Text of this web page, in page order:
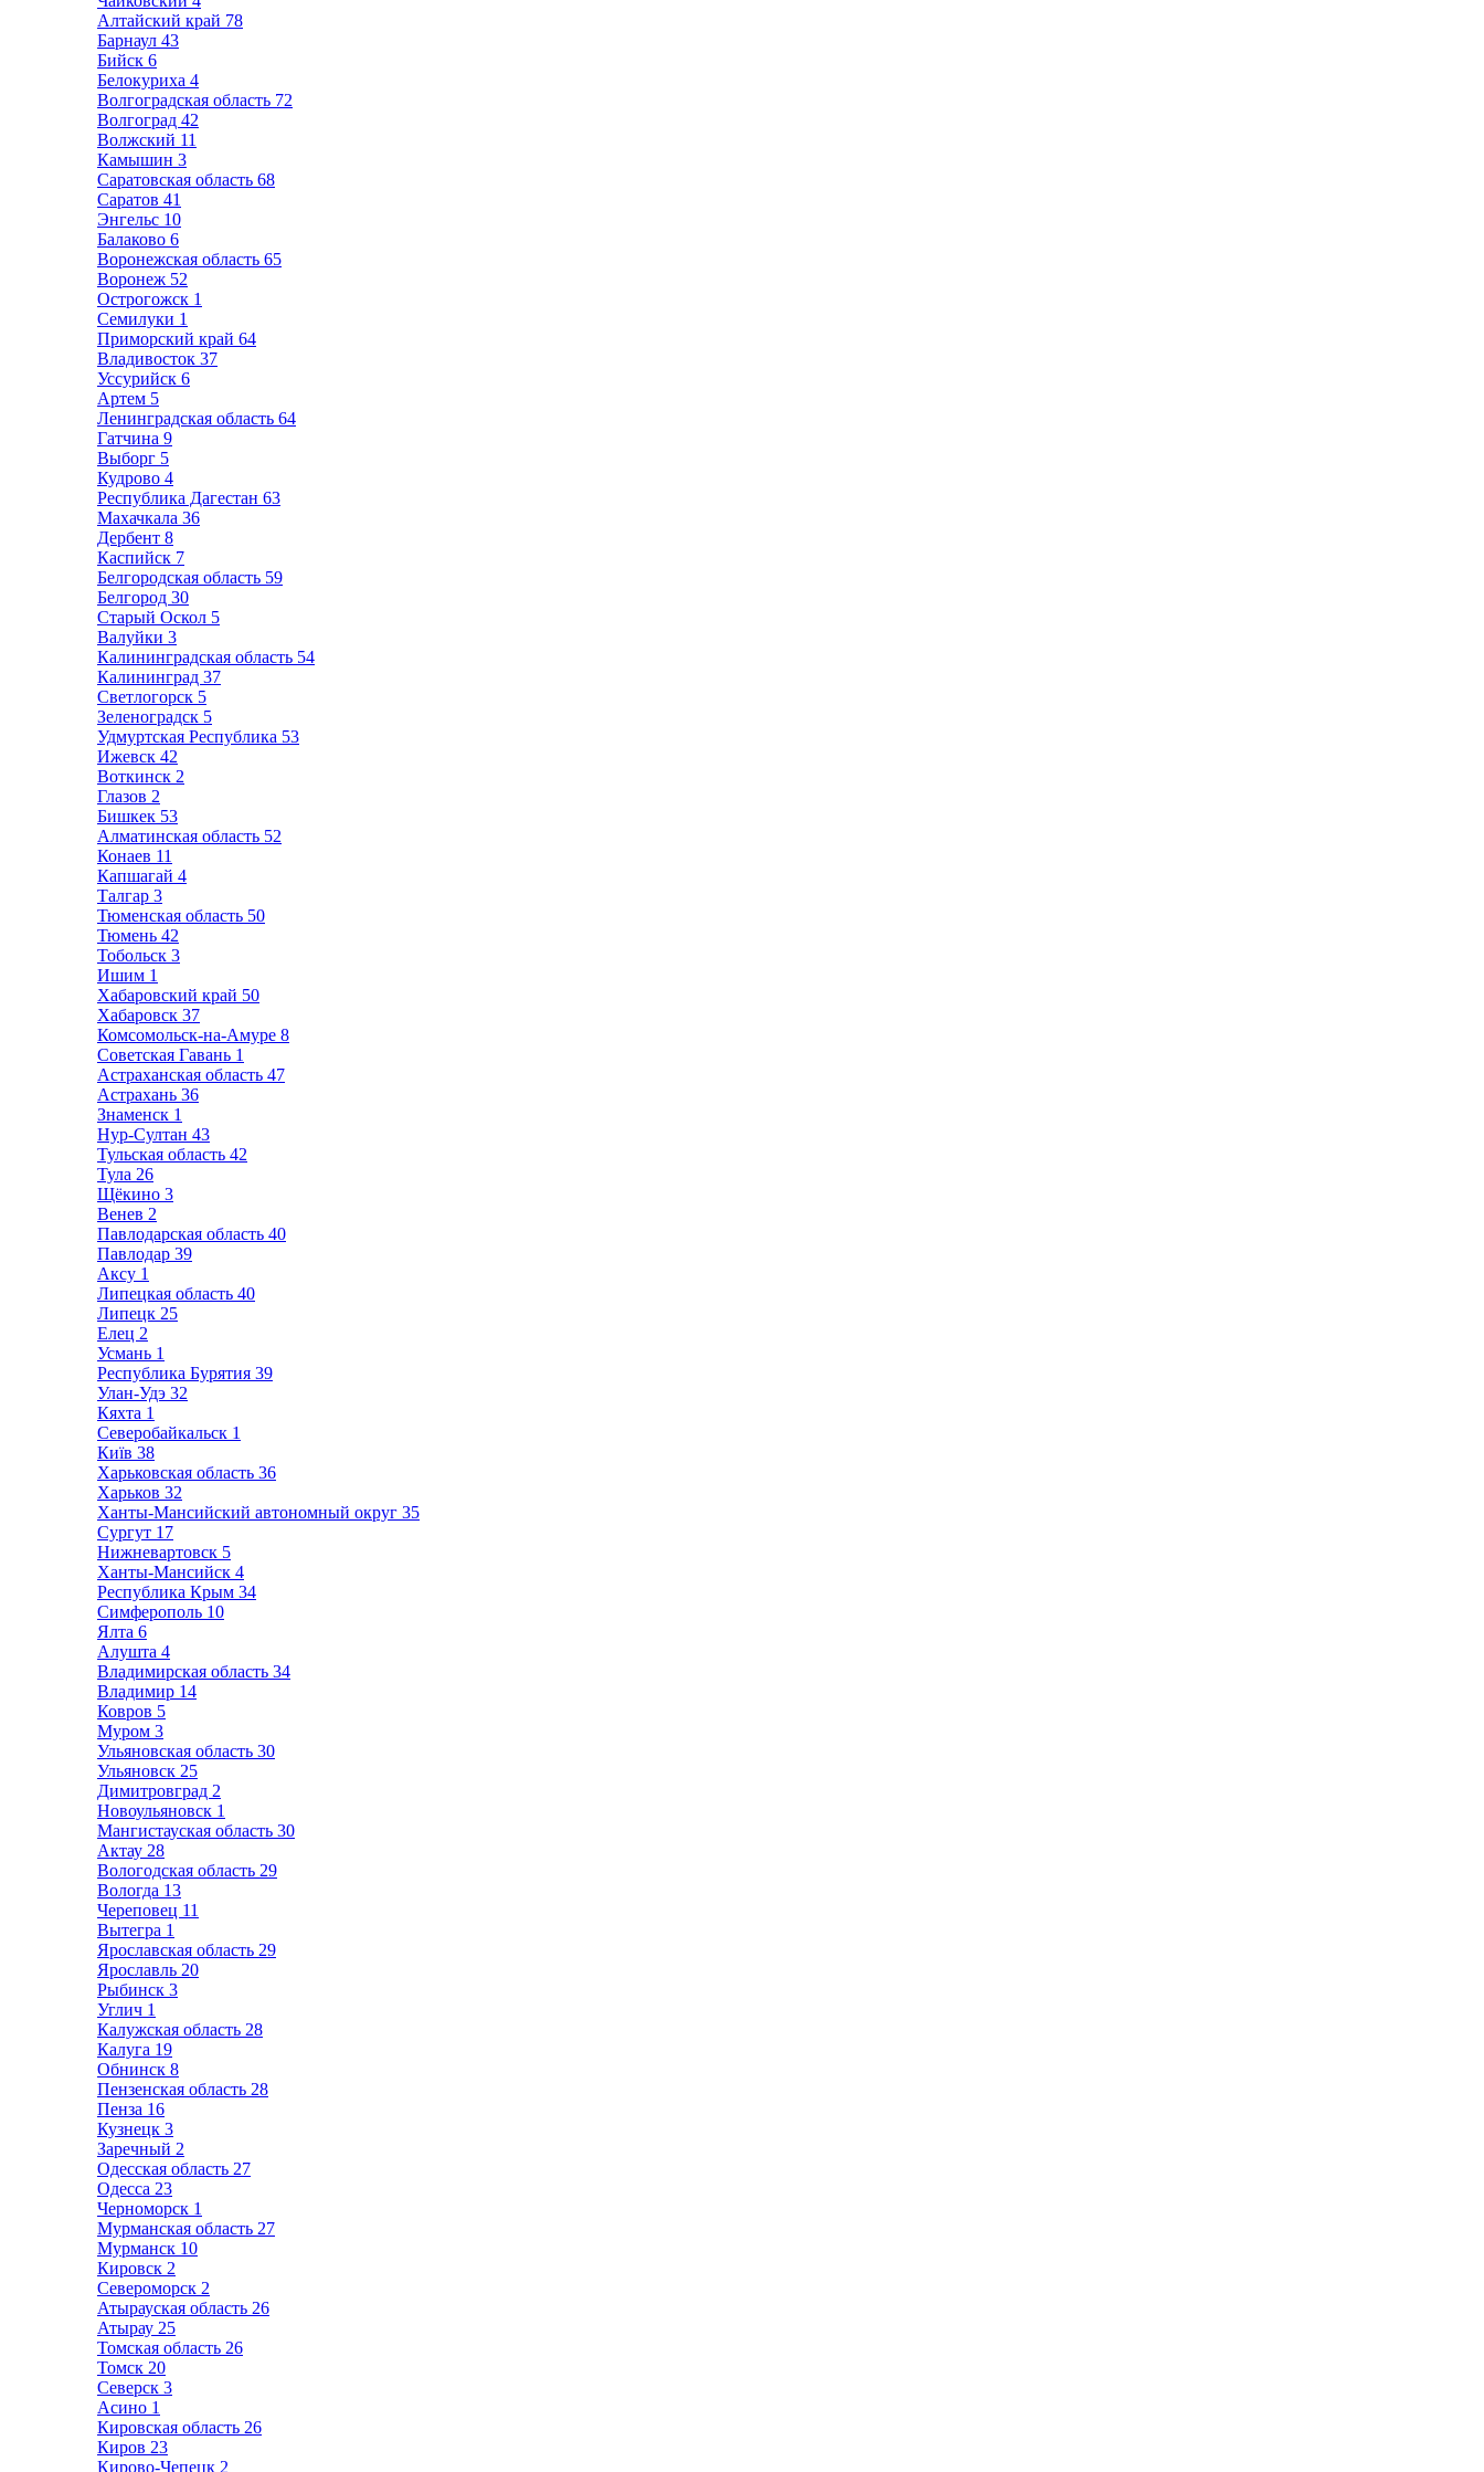
Алтайский край 78
Барнаул 43
Бийск 6
Белокуриха 4
Волгоградская область 72
Волгоград 42
Волжский 11
Камышин 3
Саратовская область 68
Саратов 41
Энгельс 10
Балаково 6
Воронежская область 65
Воронеж 52
Острогожск 1
Семилуки 1
Приморский край 64
Владивосток 37
Уссурийск 6
Артем 5
Ленинградская область 64
Гатчина 9
Выборг 5
Кудрово 4
Республика Дагестан 63
Махачкала 36
Дербент 8
Каспийск 7
Белгородская область 59
Белгород 30
Старый Оскол 5
Валуйки 3
Калининградская область 54
Калининград 37
Светлогорск 5
Зеленоградск 5
Удмуртская Республика 53
Ижевск 42
Воткинск 2
Глазов 2
Бишкек 53
Алматинская область 52
Конаев 11
Капшагай 4
Талгар 3
Тюменская область 50
Тюмень 42
Тобольск 3
Ишим 1
Хабаровский край 50
Хабаровск 37
Комсомольск-на-Амуре 8
Советская Гавань 1
Астраханская область 47
Астрахань 36
Знаменск 1
Нур-Султан 43
Тульская область 42
Тула 26
Щёкино 3
Венев 2
Павлодарская область 40
Павлодар 39
Аксу 1
Липецкая область 40
Липецк 25
Елец 2
Усмань 1
Республика Бурятия 39
Улан-Удэ 32
Кяхта 1
Северобайкальск 1
Київ 38
Харьковская область 36
Харьков 32
Ханты-Мансийский автономный округ 35
Сургут 17
Нижневартовск 5
Ханты-Мансийск 4
Республика Крым 34
Симферополь 10
Ялта 6
Алушта 4
Владимирская область 34
Владимир 14
Ковров 5
Муром 3
Ульяновская область 30
Ульяновск 25
Димитровград 2
Новоульяновск 1
Мангистауская область 30
Актау 28
Вологодская область 29
Вологда 13
Череповец 11
Вытегра 1
Ярославская область 29
Ярославль 20
Рыбинск 3
Углич 1
Калужская область 28
Калуга 19
Обнинск 8
Пензенская область 28
Пенза 16
Кузнецк 3
Заречный 2
Одесская область 27
Одесса 23
Черноморск 1
Мурманская область 27
Мурманск 10
Кировск 2
Североморск 2
Атырауская область 26
Атырау 25
Томская область 26
Томск 20
Северск 3
Асино 1
Кировская область 26
Киров 23
Кирово-Чепецк 2